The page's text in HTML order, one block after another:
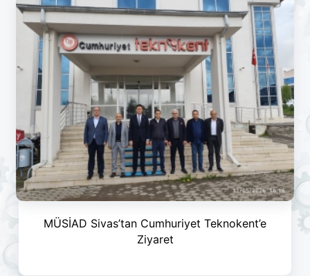
MÜSİAD Sivas’tan Cumhuriyet Teknokent’e
Ziyaret